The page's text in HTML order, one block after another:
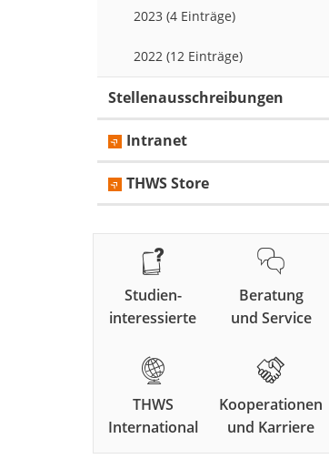
2023 (4 Einträge)
2022 (12 Einträge)
Stellenausschreibungen
Intranet
THWS Store
Studien-
interessierte
Beratung
und Service
THWS
International
Kooperationen
und Karriere